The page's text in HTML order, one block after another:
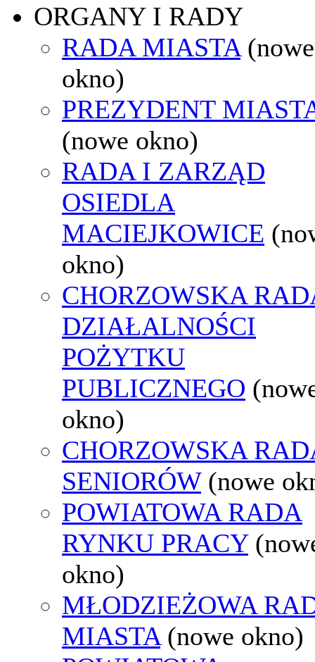
ORGANY I RADY
RADA MIASTA (nowe
okno)
PREZYDENT
(nowe okno)
RADA I ZARZĄD
OSIEDLA
MACIEJKOWICE
okno)
CHORZOWSKA
DZIAŁALNOŚCI
POŻYTKU
PUBLICZNEGO
okno)
CHORZOWSKA
SENIORÓW (nowe
POWIATOWA RADA
RYNKU PRACY
okno)
MŁODZIEŻOWA
MIASTA (nowe okno)